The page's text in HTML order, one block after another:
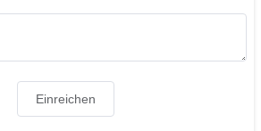
Einreichen